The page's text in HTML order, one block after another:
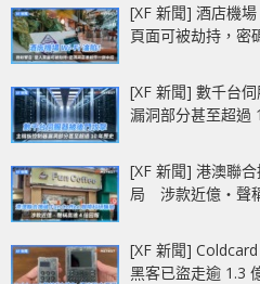
[XF 新聞] 酒店機
頁面可被劫持，密
[XF 新聞] 數千台
漏洞部分甚至超過
[XF 新聞] 港澳聯
局 涉款近億‧聲
[XF 新聞]
黑客已盜走逾 1.3